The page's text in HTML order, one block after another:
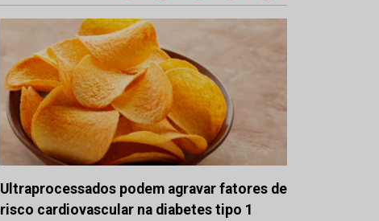
Ultraprocessados podem agravar fatores de
risco cardiovascular na diabetes tipo 1